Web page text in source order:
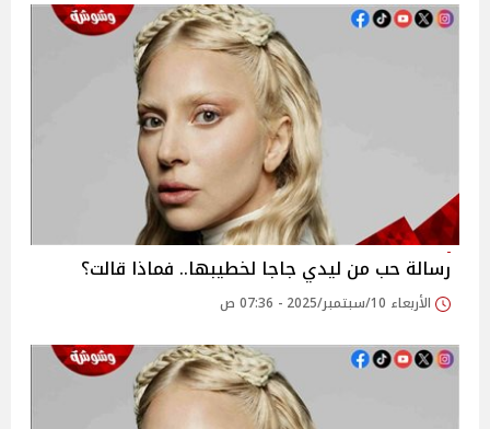
رسالة حب من ليدي جاجا لخطيبها.. فماذا قالت؟
الأربعاء 10/سبتمبر/2025 - 07:36 ص